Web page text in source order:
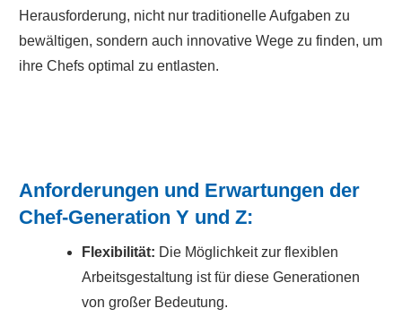
Herausforderung, nicht nur traditionelle Aufgaben zu
bewältigen, sondern auch innovative Wege zu finden, um
ihre Chefs optimal zu entlasten.
Anforderungen und Erwartungen der
Chef-Generation Y und Z:
Flexibilität: Die Möglichkeit zur flexiblen
Arbeitsgestaltung ist für diese Generationen
von großer Bedeutung.